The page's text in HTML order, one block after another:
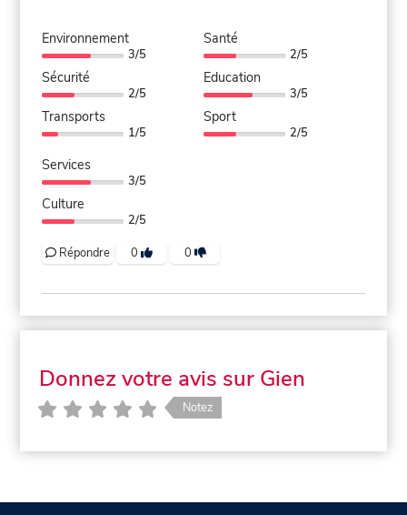
Environnement
3/5
Sécurité
2/5
Transports
1/5
Santé
2/5
Education
3/5
Sport
2/5
Services
3/5
Culture
2/5
Répondre 0 0
Donnez votre avis sur Gien
Notez